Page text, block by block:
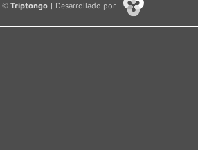
© Triptongo| Desarrollado por